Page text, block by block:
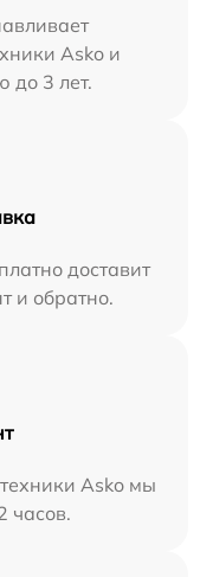
Asko и
до 3 лет.
доставит
и обратно.
Asko мы
часов.